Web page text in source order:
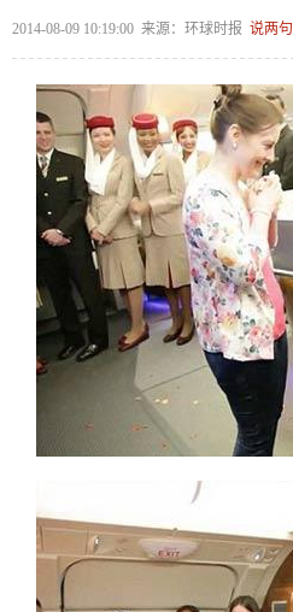
2014-08-09 10:19:00 来源： 环球时报 说两句